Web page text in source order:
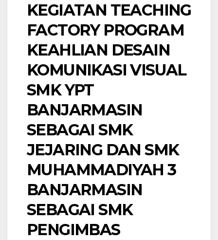
KEGIATAN TEACHING
FACTORY PROGRAM
KEAHLIAN DESAIN
KOMUNIKASI VISUAL
SMK YPT
BANJARMASIN
SEBAGAI SMK
JEJARING DAN SMK
MUHAMMADIYAH 3
BANJARMASIN
SEBAGAI SMK
PENGIMBAS